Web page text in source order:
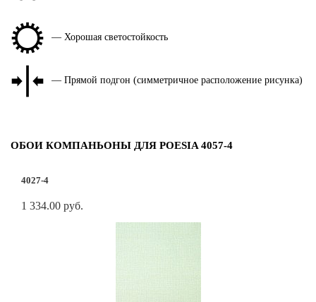
— Хорошая светостойкость
— Прямой подгон (симметричное расположение рисунка)
ОБОИ КОМПАНЬОНЫ ДЛЯ POESIA 4057-4
4027-4
1 334.00 руб.